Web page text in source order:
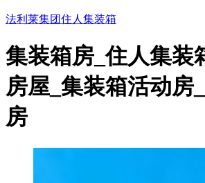
法利莱集团住人集装箱
集装箱房_住人集装
房屋_集装箱活动房
房